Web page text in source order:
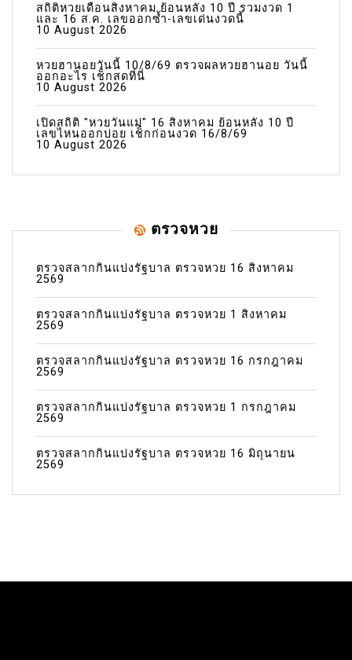
สถิติหวยเดือนสิงหาคม ย้อนหลัง 10 ปี รวมงวด 1
และ 16 ส.ค. เลขออกซ้ำ-เลขเด่นงวดนี้
10 August 2026
หวยฮานอยวันนี้ 10/8/69 ตรวจผลหวยฮานอย วันนี้
ออกอะไร เช็กสดที่นี่
10 August 2026
เปิดสถิติ "หวยวันแม่" 16 สิงหาคม ย้อนหลัง 10 ปี
เลขไหนออกบ่อย เช็กก่อนงวด 16/8/69
10 August 2026
ตรวจหวย
ตรวจสลากกินแบ่งรัฐบาล ตรวจหวย 16 สิงหาคม
2569
ตรวจสลากกินแบ่งรัฐบาล ตรวจหวย 1 สิงหาคม
2569
ตรวจสลากกินแบ่งรัฐบาล ตรวจหวย 16 กรกฎาคม
2569
ตรวจสลากกินแบ่งรัฐบาล ตรวจหวย 1 กรกฎาคม
2569
ตรวจสลากกินแบ่งรัฐบาล ตรวจหวย 16 มิถุนายน
2569